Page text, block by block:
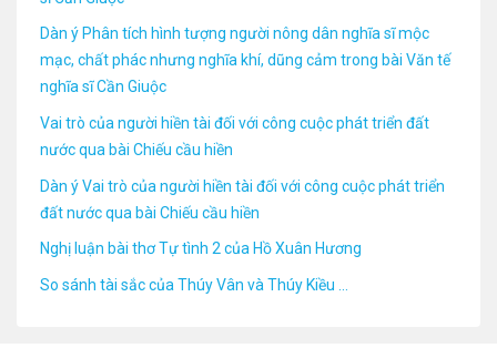
Dàn ý Phân tích hình tượng người nông dân nghĩa sĩ mộc
mạc, chất phác nhưng nghĩa khí, dũng cảm trong bài Văn tế
nghĩa sĩ Cần Giuộc
Vai trò của người hiền tài đối với công cuộc phát triển đất
nước qua bài Chiếu cầu hiền
Dàn ý Vai trò của người hiền tài đối với công cuộc phát triển
đất nước qua bài Chiếu cầu hiền
Nghị luận bài thơ Tự tình 2 của Hồ Xuân Hương
So sánh tài sắc của Thúy Vân và Thúy Kiều ...